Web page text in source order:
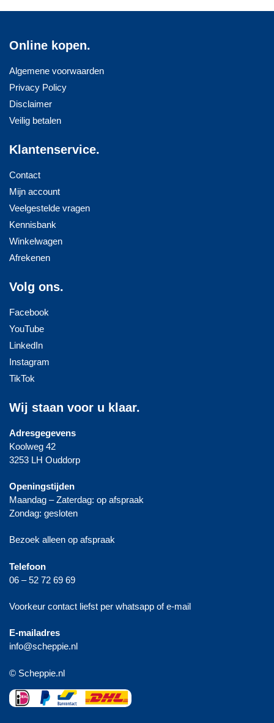
Online kopen.
Algemene voorwaarden
Privacy Policy
Disclaimer
Veilig betalen
Klantenservice.
Contact
Mijn account
Veelgestelde vragen
Kennisbank
Winkelwagen
Afrekenen
Volg ons.
Facebook
YouTube
LinkedIn
Instagram
TikTok
Wij staan voor u klaar.
Adresgegevens
Koolweg 42
3253 LH Ouddorp
Openingstijden
Maandag – Zaterdag: op afspraak
Zondag: gesloten
Bezoek alleen op afspraak
Telefoon
06 – 52 72 69 69
Voorkeur contact liefst per whatsapp of e-mail
E-mailadres
info@scheppie.nl
© Scheppie.nl